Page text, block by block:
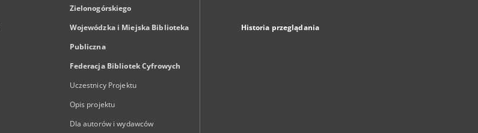
Zielonogórskiego
Wojewódzka i Miejska Biblioteka
Publiczna
Federacja Bibliotek Cyfrowych
Uczestnicy Projektu
Opis projektu
Dla autorów i wydawców
Historia przeglądania